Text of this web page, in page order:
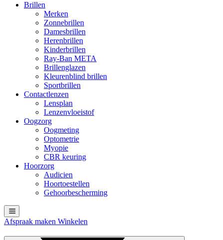
Brillen
Merken
Zonnebrillen
Damesbrillen
Herenbrillen
Kinderbrillen
Ray-Ban META
Brillenglazen
Kleurenblind brillen
Sportbrillen
Contactlenzen
Lensplan
Lenzenvloeistof
Oogzorg
Oogmeting
Optometrie
Myopie
CBR keuring
Hoorzorg
Audicien
Hoortoestellen
Gehoorbescherming
Afspraak maken Winkelen